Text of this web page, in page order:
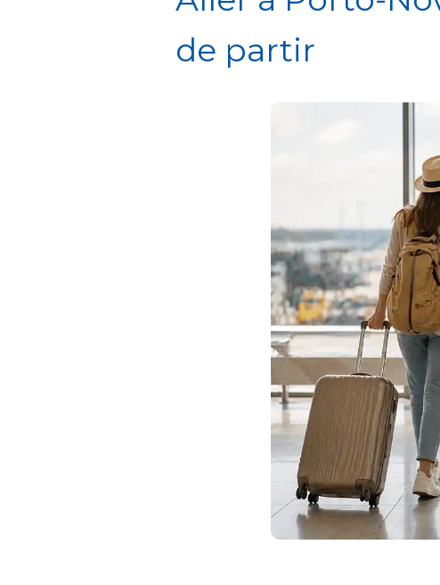
de partir